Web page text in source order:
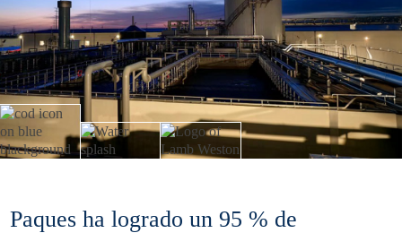
Paques ha logrado un 95 % de